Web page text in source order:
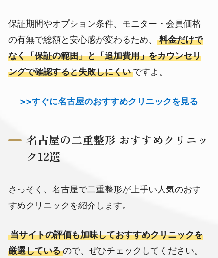
保証期間やオプション条件、モニター・会員価格
の有無で総額と安心感が変わるため、料金だけで
なく「保証の範囲」と「追加費用」をカウンセリ
ングで確認すると失敗しにくいですよ。
>>すぐに名古屋のおすすめクリニックを見る
名古屋の二重整形 おすすめクリニッ
ク12選
さっそく、名古屋で二重整形が上手い人気のおす
すめクリニックを紹介します。
当サイトの評価も加味しておすすめクリニックを
厳選しているので、ぜひチェックしてください。